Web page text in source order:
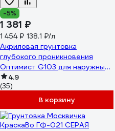
-5%
1 381 ₽
1 454 ₽ 138.1 ₽/л
Акриловая грунтовка
глубокого проникновения
Оптимист G103 для наружных
и внутренних работ, 10л
OPG010
4.9
(35)
В корзину